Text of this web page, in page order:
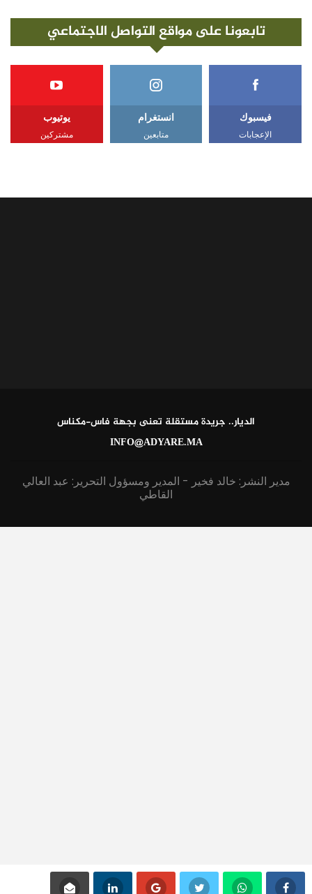
تابعونا على مواقع التواصل الاجتماعي
فيسبوك
الإعجابات
انستغرام
متابعين
يوتيوب
مشتركين
الديار.. جريدة مستقلة تعنى بجهة فاس-مكناس
INFO@ADYARE.MA
مدير النشر: خالد فخير - المدير ومسؤول التحرير: عبد العالي
القاطي